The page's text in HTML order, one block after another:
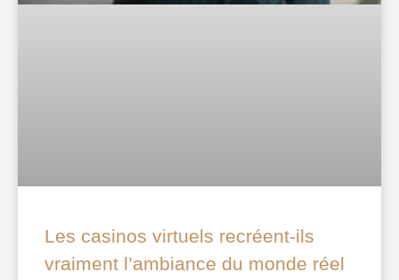
Les casinos virtuels recréent-ils
vraiment l’ambiance du monde réel